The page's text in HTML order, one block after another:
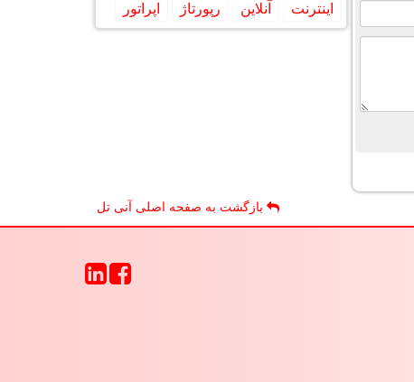
اینترنت
آنلاین رپورتاژ اپراتور
بازگشت به صفحه اصلی آنی تل